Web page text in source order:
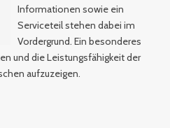
Informationen sowie ein
Serviceteil stehen dabei im
Vordergrund. Ein besonderes
und die Leistungsfähigkeit der
aufzuzeigen.